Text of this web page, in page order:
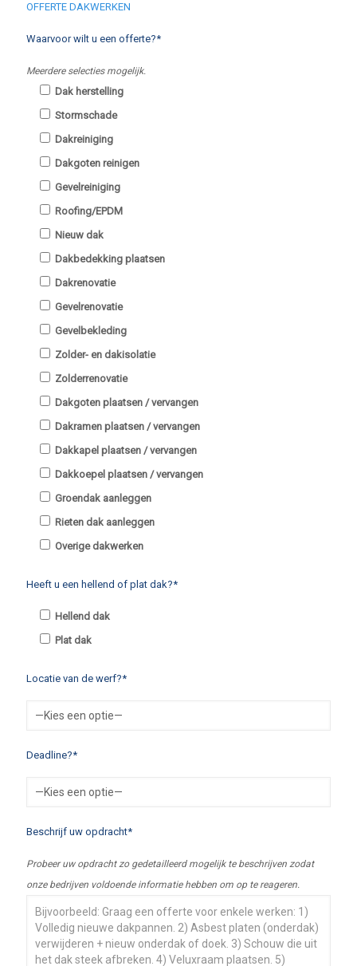
OFFERTE DAKWERKEN
Waarvoor wilt u een offerte?*
Meerdere selecties mogelijk.
Dak herstelling
Stormschade
Dakreiniging
Dakgoten reinigen
Gevelreiniging
Roofing/EPDM
Nieuw dak
Dakbedekking plaatsen
Dakrenovatie
Gevelrenovatie
Gevelbekleding
Zolder- en dakisolatie
Zolderrenovatie
Dakgoten plaatsen / vervangen
Dakramen plaatsen / vervangen
Dakkapel plaatsen / vervangen
Dakkoepel plaatsen / vervangen
Groendak aanleggen
Rieten dak aanleggen
Overige dakwerken
Heeft u een hellend of plat dak?*
Hellend dak
Plat dak
Locatie van de werf?*
Deadline?*
Beschrijf uw opdracht*
Probeer uw opdracht zo gedetailleerd mogelijk te beschrijven zodat
onze bedrijven voldoende informatie hebben om op te reageren.